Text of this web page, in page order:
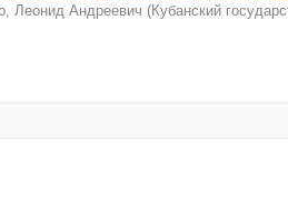
Леонид Андреевич (Кубанский